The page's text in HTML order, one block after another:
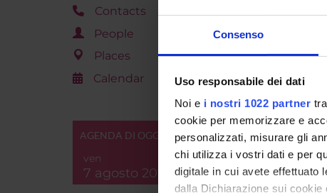
Consenso
Uso responsabile dei dati
Noi e i nostri 1022 partner
cookie per memorizzare e
personalizzati, misurare gli
chi utilizza i vostri dati e per
digitale in cui avete effettuato
dalla Dichiarazione sui
Contacts
People
Places
Calendar
AGENDA DI OGGI
ven
7 agosto 2026